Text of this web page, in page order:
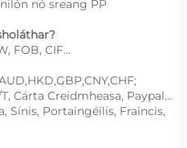
nó sreang PP
FOB, CIF...
Sínis, Portaingéilis, Fraincis,